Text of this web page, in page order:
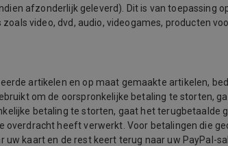
afzonderlijk geleverd). Dit is van toepassing
video, dvd, audio, videogames, producten
artikelen en op maat gemaakte artikelen,
om de oorspronkelijke betaling te storten,
betaling te storten, gaat het terugbetaalde
overdracht heeft verwerkt. Voor betalingen die
kaart en de rest keert terug naar uw PayPal-